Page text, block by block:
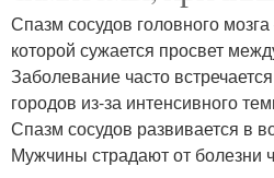
Спазм сосудов головного
которой сужается просвет
Заболевание часто
городов из-за интенсивного
Спазм сосудов развивается в
Мужчины страдают от